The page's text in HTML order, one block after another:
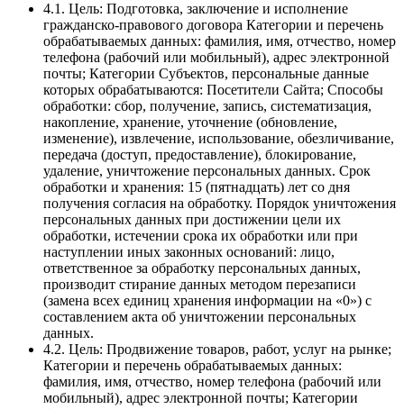
4.1. Цель: Подготовка, заключение и исполнение
гражданско-правового договора Категории и перечень
обрабатываемых данных: фамилия, имя, отчество, номер
телефона (рабочий или мобильный), адрес электронной
почты; Категории Субъектов, персональные данные
которых обрабатываются: Посетители Сайта; Способы
обработки: сбор, получение, запись, систематизация,
накопление, хранение, уточнение (обновление,
изменение), извлечение, использование, обезличивание,
передача (доступ, предоставление), блокирование,
удаление, уничтожение персональных данных. Срок
обработки и хранения: 15 (пятнадцать) лет со дня
получения согласия на обработку. Порядок уничтожения
персональных данных при достижении цели их
обработки, истечении срока их обработки или при
наступлении иных законных оснований: лицо,
ответственное за обработку персональных данных,
производит стирание данных методом перезаписи
(замена всех единиц хранения информации на «0») с
составлением акта об уничтожении персональных
данных.
4.2. Цель: Продвижение товаров, работ, услуг на рынке;
Категории и перечень обрабатываемых данных:
фамилия, имя, отчество, номер телефона (рабочий или
мобильный), адрес электронной почты; Категории